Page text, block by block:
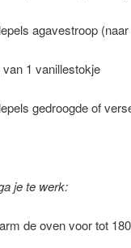
agavestroop
van 1 vanillestokje
gedroogde of
je te werk:
de oven voor tot